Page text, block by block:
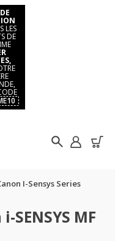
LES
DE
I-Sensys Series
SENSYS MF